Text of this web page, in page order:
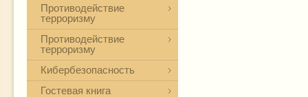
Противодействие
терроризму
Противодействие
терроризму
Кибербезопасность
Гостевая книга